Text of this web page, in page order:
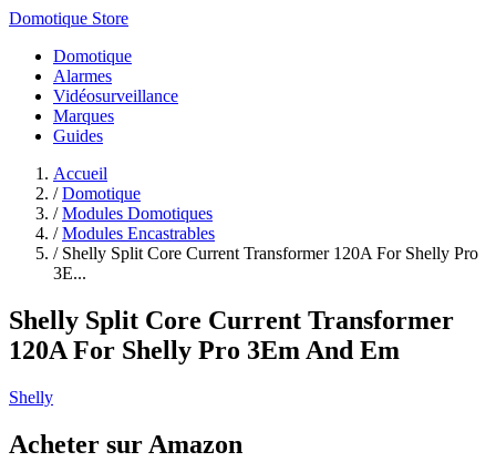
Domotique Store
Domotique
Alarmes
Vidéosurveillance
Marques
Guides
Accueil
/ Domotique
/ Modules Domotiques
/ Modules Encastrables
/ Shelly Split Core Current Transformer 120A For Shelly Pro
3E...
Shelly Split Core Current Transformer
120A For Shelly Pro 3Em And Em
Shelly
Acheter sur Amazon